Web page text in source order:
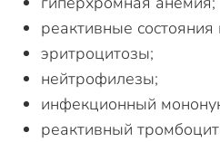
реактивные состояния
эритроцитозы;
нейтрофилезы;
инфекционный
реактивный